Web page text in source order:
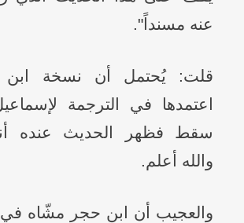
عنه مسنداً".
قلت: يُحتمل أن نسخة ابن
اعتمدها في الترجمة
سقط فظهر الحديث عنده
والله أعلم.
والعجيب أن ابن حجر مشّاه في